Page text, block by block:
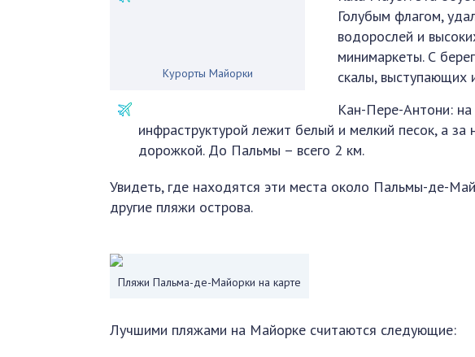
Курорты Майорки
Голубым флагом,
водорослей и
минимаркеты. С
скалы, выступающих
Кан-Пере-Антони:
инфраструктурой лежит белый и мелкий песок, а
дорожкой. До Пальмы – всего 2 км.
Увидеть, где находятся эти места около Пальмы-де-
другие пляжи острова.
Пляжи Пальма-де-Майорки на карте
Лучшими пляжами на Майорке считаются следующие: